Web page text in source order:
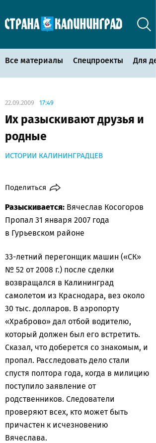
Все материалы Спецпроекты Для
22.09.2009 17:49
Их разыскивают друзья и
родные
ИСТОРИИ КАЛИНИНГРАДЦЕВ
Поделиться
Разыскивается: Вячеслав Косогоров
Пропал 31 января 2007 года
в Гурьевском районе
33-летний перегонщик машин («СК»
№ 52 от 2008 г.) после сделки
возвращался в Калининград
самолетом из Краснодара, вез около
30 тыс. долларов. В аэропорту
«Храброво» дал отбой водителю,
который должен был его встретить.
Сказал, что доберется со знакомым, и
пропал. Расследовать дело стали
спустя полтора года, когда в милицию
поступило заявление от
родственников. Следователи
проверяют всех, кто может быть
причастен к исчезновению
Вячеслава.